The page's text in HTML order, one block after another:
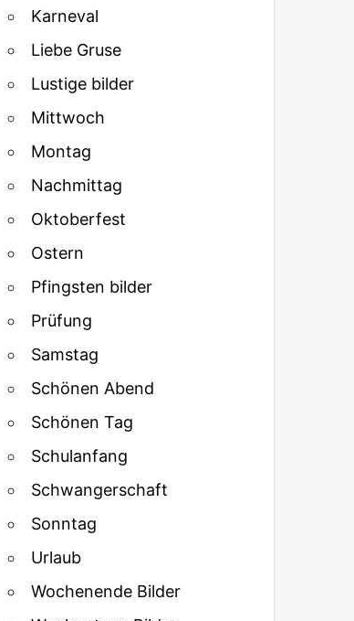
Karneval
Liebe Gruse
Lustige bilder
Mittwoch
Montag
Nachmittag
Oktoberfest
Ostern
Pfingsten bilder
Prüfung
Samstag
Schönen Abend
Schönen Tag
Schulanfang
Schwangerschaft
Sonntag
Urlaub
Wochenende Bilder